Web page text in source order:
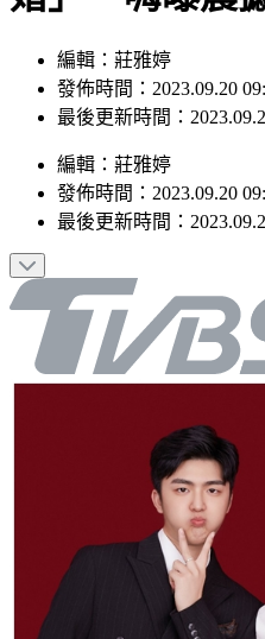
發佈時間：2023.09.20
最後更新時間：
發佈時間：2023.09.20
最後更新時間：